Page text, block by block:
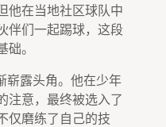
他在当地社区球队中
伴们一起踢球，这段
。
崭露头角。他在少年
注意，最终被选入了
仅磨练了自己的技